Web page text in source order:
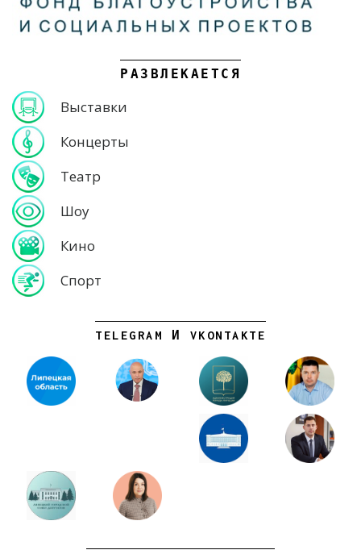
РАЗВЛЕКАЕТСЯ
Выставки
Концерты
Театр
Шоу
Кино
Спорт
TELEGRAM И VKONTAKTE